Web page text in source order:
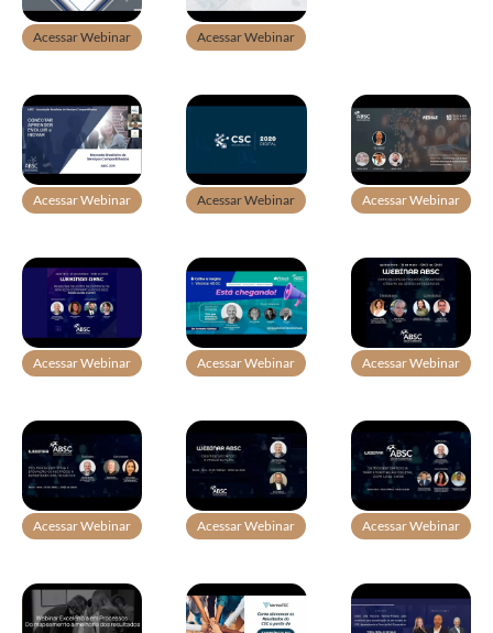
Acessar Webinar Acessar Webinar
Acessar Webinar Acessar Webinar Acessar Webinar
Acessar Webinar Acessar Webinar Acessar Webinar
Acessar Webinar Acessar Webinar Acessar Webinar